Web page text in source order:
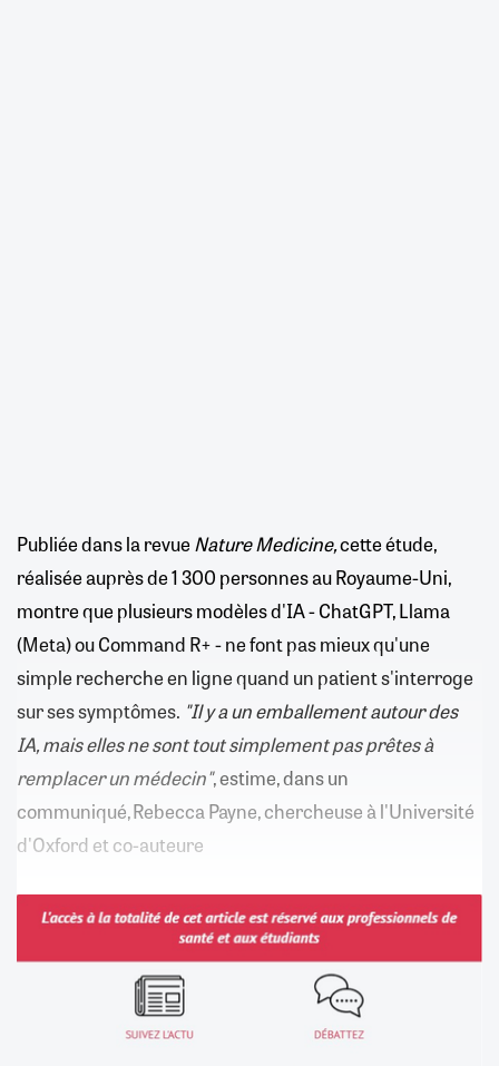
Publiée dans la revue Nature Medicine,cette étude,
réalisée auprès de 1 300 personnes au Royaume-Uni,
montre que plusieurs modèles d'IA - ChatGPT, Llama
(Meta) ou Command R+ - ne font pas mieux qu'une
simple recherche en ligne quand un patient s'interroge
sur ses symptômes. "Il y a un emballement autour des
IA, mais elles ne sont tout simplement pas prêtes à
remplacer un médecin", estime, dans un
communiqué, Rebecca Payne, chercheuse à l'Université
d'Oxford et co-auteure